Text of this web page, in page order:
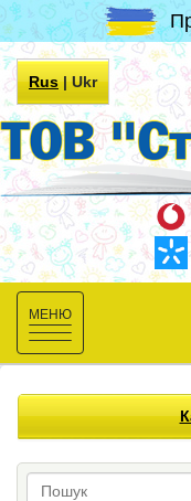
Rus|Ukr
Toggle
navigation